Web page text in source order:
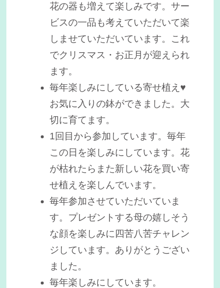
花の器も増えて楽しみです。サー
ビスの一品も考えていただいて楽
しませていただいています。これ
でクリスマス・お正月が迎えられ
ます。
毎年楽しみにしている寄せ植え♥
お気に入りの鉢ができました。大
切に育てます。
1回目から参加しています。毎年
この日を楽しみにしています。花
が枯れたらまた新しい花を買い寄
せ植えを楽しんでいます。
毎年参加させていただいていま
す。プレゼントする母の嬉しそう
な顔を楽しみに四苦八苦チャレン
ジしています。ありがとうござい
ました。
毎年楽しみにしています。